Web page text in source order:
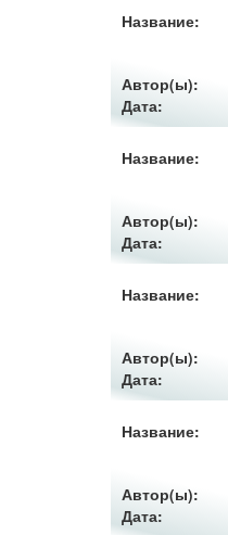
Название:
Автор(ы):
Дата:
Название:
Автор(ы):
Дата:
Название:
Автор(ы):
Дата:
Название:
Автор(ы):
Дата: